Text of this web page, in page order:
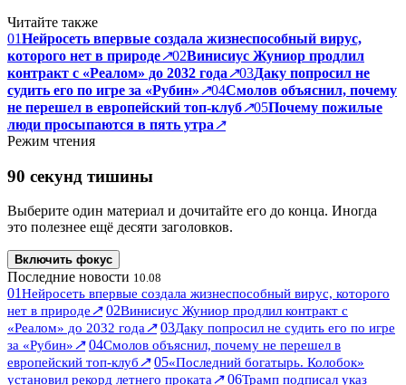
Читайте также
01Нейросеть впервые создала жизнеспособный вирус,
которого нет в природе↗02Винисиус Жуниор продлил
контракт с «Реалом» до 2032 года↗03Даку попросил не
судить его по игре за «Рубин»↗04Смолов объяснил, почему
не перешел в европейский топ-клуб↗05Почему пожилые
люди просыпаются в пять утра↗
Режим чтения
90 секунд тишины
Выберите один материал и дочитайте его до конца. Иногда
это полезнее ещё десяти заголовков.
Включить фокус
Последние новости 10.08
01Нейросеть впервые создала жизнеспособный вирус, которого
нет в природе↗ 02Винисиус Жуниор продлил контракт с
«Реалом» до 2032 года↗ 03Даку попросил не судить его по игре
за «Рубин»↗ 04Смолов объяснил, почему не перешел в
европейский топ-клуб↗ 05«Последний богатырь. Колобок»
установил рекорд летнего проката↗ 06Трамп подписал указ